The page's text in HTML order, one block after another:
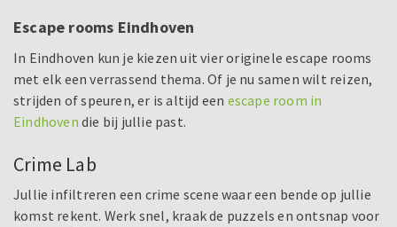
Escape rooms Eindhoven
In Eindhoven kun je kiezen uit vier originele escape rooms
met elk een verrassend thema. Of je nu samen wilt reizen,
strijden of speuren, er is altijd een escape room in
Eindhoven die bij jullie past.
Crime Lab
Jullie infiltreren een crime scene waar een bende op jullie
komst rekent. Werk snel, kraak de puzzels en ontsnap voor